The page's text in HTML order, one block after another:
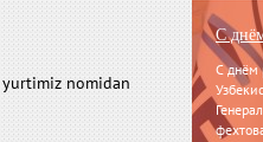
yurtimiz nomidan
С
С днём